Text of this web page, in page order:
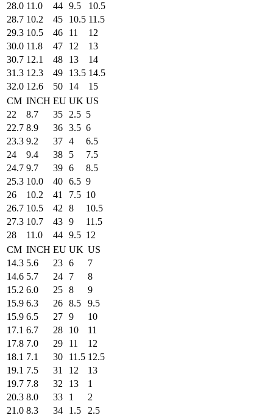
28.0 11.0 44 9.5
10.5
28.7 10.2 45 10.5 11.5
29.3 10.5 46 11
12
30.0 11.8 47 12
13
30.7 12.1 48 13
14
31.3 12.3 49 13.5 14.5
32.0 12.6 50 14
15
CM INCH EU UK US
22
8.7 35 2.5 5
22.7 8.9 36 3.5 6
23.3 9.2 37 4
6.5
24
9.4 38 5
7.5
24.7 9.7 39 6
8.5
25.3 10.0 40 6.5 9
26
10.2 41 7.5 10
26.7 10.5 42 8
10.5
27.3 10.7 43 9
11.5
28
11.0 44 9.5 12
CM INCH EU UK US
14.3 5.6 23 6
7
14.6 5.7 24 7
8
15.2 6.0 25 8
9
15.9 6.3 26 8.5
9.5
15.9 6.5 27 9
10
17.1 6.7 28 10
11
17.8 7.0 29 11
12
18.1 7.1 30 11.5 12.5
19.1 7.5 31 12
13
19.7 7.8 32 13
1
20.3 8.0 33 1
2
21.0 8.3 34 1.5
2.5